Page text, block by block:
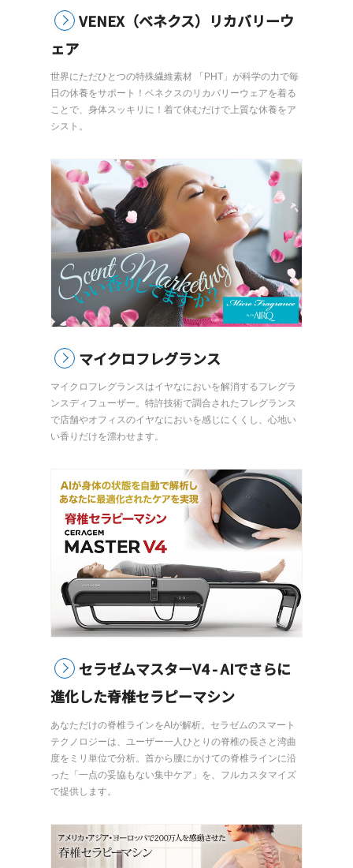
VENEX（ベネクス）リカバリーウ
ェア
世界にただひとつの特殊繊維素材 「PHT」が科学の力で毎
日の休養をサポート！ベネクスのリカバリーウェアを着る
ことで、身体スッキリに！着て休むだけで上質な休養をア
シスト。
マイクロフレグランス
マイクロフレグランスはイヤなにおいを解消するフレグラ
ンスディフューザー。特許技術で調合されたフレグランス
で店舗やオフィスのイヤなにおいを感じにくくし、心地い
い香りだけを漂わせます。
セラゼムマスターV4 - AIでさらに
進化した脊椎セラピーマシン
あなただけの脊椎ラインをAIが解析。セラゼムのスマート
テクノロジーは、ユーザー一人ひとりの脊椎の長さと湾曲
度をミリ単位で分析。首から腰にかけての脊椎ラインに沿
った「一点の妥協もない集中ケア」を、フルカスタマイズ
で提供します。